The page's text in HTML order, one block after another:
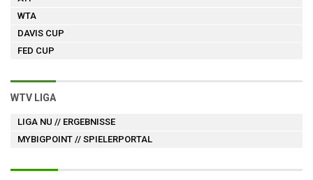
WTA
DAVIS CUP
FED CUP
WTV LIGA
LIGA NU // ERGEBNISSE
MYBIGPOINT // SPIELERPORTAL